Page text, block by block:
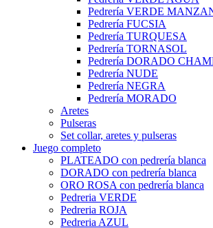
Pedrería VERDE
Pedrería FUCSIA
Pedrería TURQUESA
Pedrería TORNASOL
Pedrería DORADO
Pedrería NUDE
Pedrería NEGRA
Pedrería MORADO
Aretes
Pulseras
Set collar, aretes y pulseras
Juego completo
PLATEADO con pedrería blanca
DORADO con pedrería blanca
ORO ROSA con pedrería blanca
Pedreria VERDE
Pedreria ROJA
Pedreria AZUL